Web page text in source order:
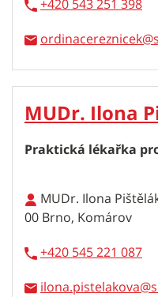
+420 543 251 398
ordinacereznicek
MUDr. Ilona
Praktická lékařka
MUDr. Ilona
00 Brno, Komárov
+420 545 221 087
ilona.pistelakova